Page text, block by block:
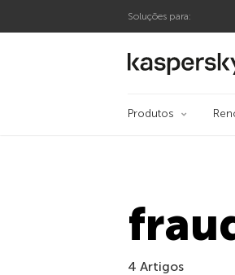
Soluções para:
Produtos
4 Artigos